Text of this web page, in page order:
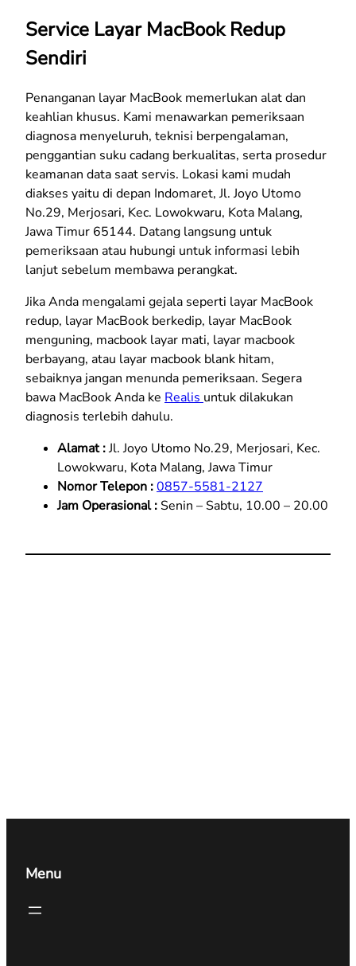
Service Layar MacBook Redup
Sendiri
Penanganan layar MacBook memerlukan alat dan
keahlian khusus. Kami menawarkan pemeriksaan
diagnosa menyeluruh, teknisi berpengalaman,
penggantian suku cadang berkualitas, serta prosedur
keamanan data saat servis. Lokasi kami mudah
diakses yaitu di depan Indomaret, Jl. Joyo Utomo
No.29, Merjosari, Kec. Lowokwaru, Kota Malang,
Jawa Timur 65144. Datang langsung untuk
pemeriksaan atau hubungi untuk informasi lebih
lanjut sebelum membawa perangkat.
Jika Anda mengalami gejala seperti layar MacBook
redup, layar MacBook berkedip, layar MacBook
menguning, macbook layar mati, layar macbook
berbayang, atau layar macbook blank hitam,
sebaiknya jangan menunda pemeriksaan. Segera
bawa MacBook Anda ke Realis untuk dilakukan
diagnosis terlebih dahulu.
Alamat :Jl. Joyo Utomo No.29, Merjosari, Kec.
Lowokwaru, Kota Malang, Jawa Timur
Nomor Telepon :0857-5581-2127
Jam Operasional : Senin – Sabtu, 10.00 – 20.00
Menu